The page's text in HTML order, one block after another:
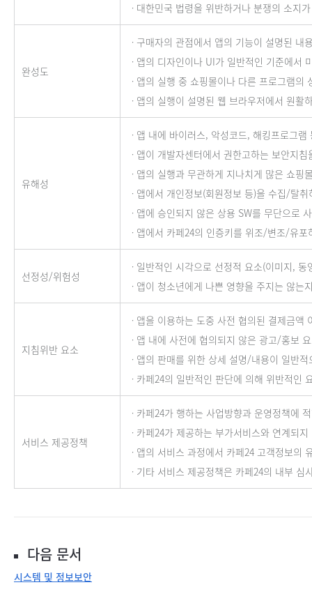
ㆍ대한민국 법령을 위반하거나 분쟁의 소지
완성도
ㆍ구매자의 관점에서 앱의 기능이 설명된
ㆍ앱의 디자인이나 UI가 일반적인 기준에서
ㆍ앱의 실행 중 쇼핑몰이나 다른 프로그램
ㆍ앱의 실행이 설명된 웹 브라우저에서 원활
유해성
ㆍ앱 내에 바이러스, 악성코드, 해킹프로그
ㆍ앱이 개발자센터에서 권한고하는 보안지
ㆍ앱의 실행과 무관하게 지나치게 많은 쇼
ㆍ앱에서 개인정보(회원정보 등)을 수집/탈
ㆍ앱에 승인되지 않은 상용 SW를 무단으로
ㆍ앱에서 카페24의 인증키를 위조/변조/유
선정성/위험성
ㆍ일반적인 시각으로 선정적 요소(이미지,
ㆍ앱이 청소년에게 나쁜 영향을 주지는 않는
지침위반 요소
ㆍ앱을 이용하는 도중 사전 협의된 결제금
ㆍ앱 내에 사전에 협의되지 않은 광고/홍보
ㆍ앱의 판매를 위한 상세 설명/내용이 일반
ㆍ카페24의 일반적인 판단에 의해 위반적인
서비스 제공정책
ㆍ카페24가 행하는 사업방향과 운영정책에
ㆍ카페24가 제공하는 부가서비스와 연계되
ㆍ앱의 서비스 과정에서 카페24 고객정보의
ㆍ기타 서비스 제공정책은 카페24의 내부 심
다음 문서
시스템 및 정보보안